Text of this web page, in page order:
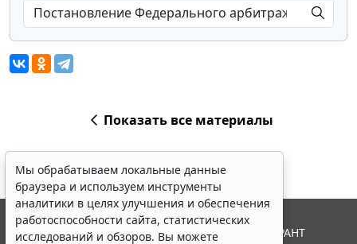
Показать все материалы
Мы обрабатываем локальные данные
браузера и используем инструменты
аналитики в целях улучшения и обеспечения
работоспособности сайта, статистических
исследований и обзоров. Вы можете
© ООО "НПП "ГАРАНТ-СЕРВИС", 2026. Система ГАРАНТ